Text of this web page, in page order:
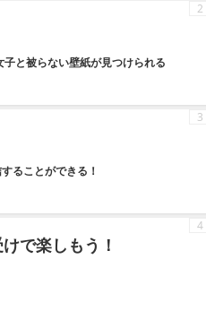
子と被らない壁紙が見つけられる
2
ることができる！
3
で楽しもう！
4